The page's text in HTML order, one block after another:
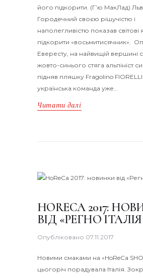
його підкорити. (Г’ю МакЛад)
Городечний своєю рішучістю і
наполегливістю показав
підкорити «восьмитисячник».
Евересту, на найвищій вершині
жовто-синього стяга альпініст
підняв пляшку Fragolino
українська команда уже…
Читати далі
HORECA 2017:
ВІД «РЕГНО
Опубліковано 07.11.2017
Новими смаками на «HoReCa
цьогоріч порадувала Італія.